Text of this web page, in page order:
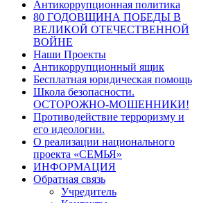
Антикоррупционная политика
80 ГОДОВЩИНА ПОБЕДЫ В
ВЕЛИКОЙ ОТЕЧЕСТВЕННОЙ
ВОЙНЕ
Наши Проекты
Антикоррупционный ящик
Бесплатная юридическая помощь
Школа безопасности.
ОСТОРОЖНО-МОШЕННИКИ!
Противодействие терроризму и
его идеологии.
О реализации национального
проекта «СЕМЬЯ»
ИНФОРМАЦИЯ
Обратная связь
Учредитель